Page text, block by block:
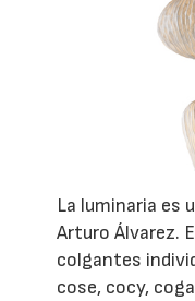
La luminaria es
Arturo Álvarez.
colgantes
cose, cocy,